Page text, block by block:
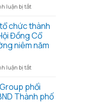
hạt
nghĩa
tình
thường
2026
và
các
kèm
luận bị tắtở
công
tác
Sở
Khoa
và
nghệ
tỉnh
chức thành
Đồng Cổ
niêm năm
luận bị tắtở
tổ
chức
phối
Thành phố